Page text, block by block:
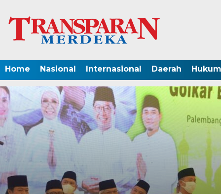
Home Nasional Internasional Daerah